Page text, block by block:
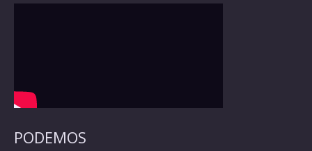
PODEMOS